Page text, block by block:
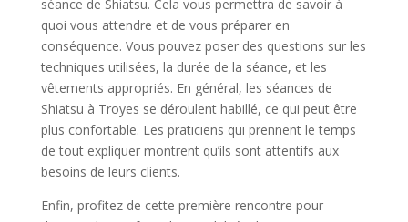
séance de Shiatsu. Cela vous permettra de savoir à
quoi vous attendre et de vous préparer en
conséquence. Vous pouvez poser des questions sur les
techniques utilisées, la durée de la séance, et les
vêtements appropriés. En général, les séances de
Shiatsu à Troyes se déroulent habillé, ce qui peut être
plus confortable. Les praticiens qui prennent le temps
de tout expliquer montrent qu’ils sont attentifs aux
besoins de leurs clients.
Enfin, profitez de cette première rencontre pour